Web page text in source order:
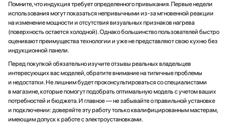
Помните, что индукция требует определенного привыкания. Первые недели
использования могут показаться непривычными из-за мгновенной реакции
на изменение мощности и отсутствия визуальных признаков нагрева
(поверхность остается холодной). Однако большинство пользователей быстро
оценивают преимущества технологии и уже не представляют свою кухню без
индукционной панели.
Перед покупкой обязательно изучите отзывы реальных владельцев
интересующих вас моделей, обратите внимание на типичные проблемы
и недостатки. Не лишним будет проконсультироваться со специалистами
в магазине, которые помогут подобрать оптимальную модель с учетом ваших
потребностей и бюджета. И главное — не забывайте о правильной установке
и подключении: доверяйте эту работу только квалифицированным мастерам,
имеющим допуск к работе с электроустановками.